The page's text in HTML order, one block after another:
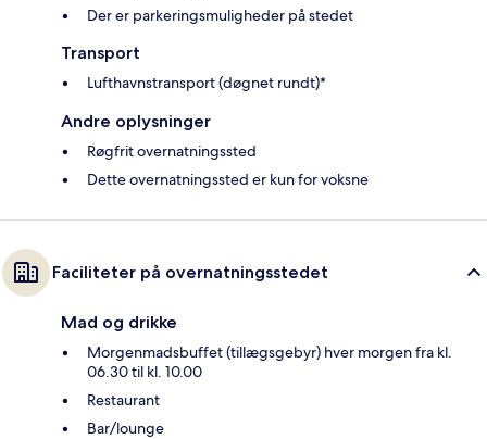
Der er parkeringsmuligheder på stedet
Transport
Lufthavnstransport (døgnet rundt)*
Andre oplysninger
Røgfrit overnatningssted
Dette overnatningssted er kun for voksne
Faciliteter på overnatningsstedet
Mad og drikke
Morgenmadsbuffet (tillægsgebyr) hver morgen fra kl.
06.30 til kl. 10.00
Restaurant
Bar/lounge